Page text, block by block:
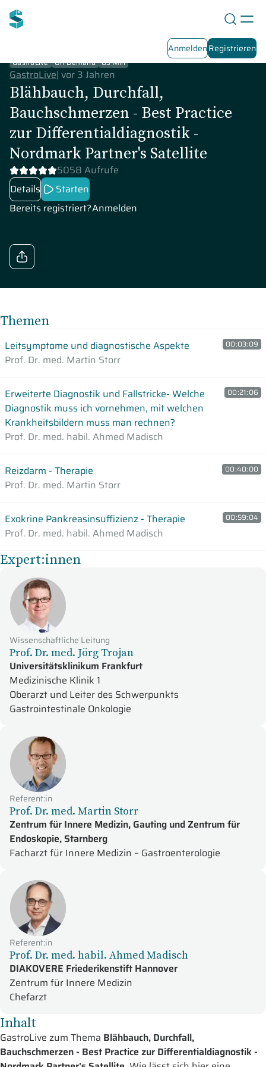
AnmeldenRegistrieren
GastroLive On-Demand 83 Min
GastroLive| vor 3 Jahren
Blähbauch, Durchfall,
Bauchschmerzen - Best Practice
zur Differentialdiagnostik -
Nordmark Partner's Satellite
5058 Aufrufe
Details
Starten
Bereits registriert?Anmelden
Themen
Leitsymptome und diagnostische Aspekte
Prof. Dr. med. Martin Storr
00:03:09
Erweiterte Diagnostik und Fallstricke- Welche
Diagnostik muss ich vornehmen, mit welchen
Krankheitsbildern muss man rechnen?
Prof. Dr. med. habil. Ahmed Madisch
00:21:06
Reizdarm - Therapie
Prof. Dr. med. Martin Storr
00:40:00
Exokrine Pankreasinsuffizienz - Therapie
Prof. Dr. med. habil. Ahmed Madisch
00:59:04
Expert:innen
Wissenschaftliche Leitung
Prof. Dr. med. Jörg Trojan
Universitätsklinikum Frankfurt
Medizinische Klinik 1
Oberarzt und Leiter des Schwerpunkts
Gastrointestinale Onkologie
Referent:in
Prof. Dr. med. Martin Storr
Zentrum für Innere Medizin, Gauting und Zentrum für
Endoskopie, Starnberg
Facharzt für Innere Medizin – Gastroenterologie
Referent:in
Prof. Dr. med. habil. Ahmed Madisch
DIAKOVERE Friederikenstift Hannover
Zentrum für Innere Medizin
Chefarzt
Inhalt
GastroLive zum Thema Blähbauch, Durchfall,
Bauchschmerzen - Best Practice zur Differentialdiagnostik -